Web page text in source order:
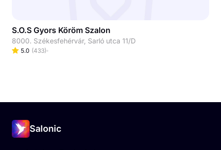
S.O.S Gyors Köröm Szalon
8000. Székesfehérvár, Sarló utca 11/D
5.0 (433)
Salonic